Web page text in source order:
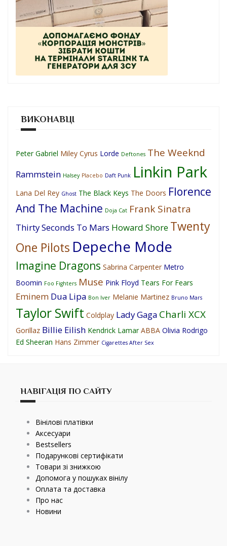
ВИКОНАВЦІ
Peter Gabriel Miley Cyrus Lorde Deftones The Weeknd
Rammstein Halsey Placebo Daft Punk Linkin Park
Lana Del Rey Ghost The Black Keys The Doors Florence
And The Machine Doja Cat Frank Sinatra
Thirty Seconds To Mars Howard Shore Twenty
One Pilots Depeche Mode
Imagine Dragons Sabrina Carpenter Metro
Boomin Foo Fighters Muse Pink Floyd Tears For Fears
Eminem Dua Lipa Bon Iver Melanie Martinez Bruno Mars
Taylor Swift Coldplay Lady Gaga Charli XCX
Gorillaz Billie Eilish Kendrick Lamar ABBA Olivia Rodrigo
Ed Sheeran Hans Zimmer Cigarettes After Sex
НАВІГАЦІЯ ПО САЙТУ
Вінілові платівки
Аксесуари
Bestsellers
Подарункові сертифікати
Товари зі знижкою
Допомога у пошуках вінілу
Оплата та доставка
Про нас
Новини